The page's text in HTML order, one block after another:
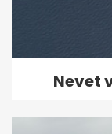
Nevet